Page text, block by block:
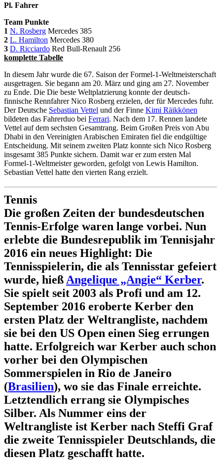
Pl. Fahrer
Team Punkte
1 N. Rosberg Mercedes 385
2 L. Hamilton Mercedes 380
3 D. Ricciardo Red Bull-Renault 256
komplette Tabelle
In diesem Jahr wurde die 67. Saison der Formel-1-Weltmeisterschaft
ausgetragen. Sie begann am 20. März und ging am 27. November
zu Ende. Die Die beste Weltplatzierung konnte der deutsch-
finnische Rennfahrer Nico Rosberg erzielen, der für Mercedes fuhr.
Der Deutsche Sebastian Vettel und der Finne Kimi Räikkönen
bildeten das Fahrerduo bei Ferrari. Nach dem 17. Rennen landete
Vettel auf dem sechsten Gesamtrang. Beim Großen Preis von Abu
Dhabi in den Vereinigten Arabischen Emiraten fiel die endgültige
Entscheidung. Mit seinem zweiten Platz konnte sich Nico Rosberg
insgesamt 385 Punkte sichern. Damit war er zum ersten Mal
Formel-1-Weltmeister geworden, gefolgt von Lewis Hamilton.
Sebastian Vettel hatte den vierten Rang erzielt.
Tennis
Die großen Zeiten der bundesdeutschen
Tennis-Erfolge waren lange vorbei. Nun
erlebte die Bundesrepublik im Tennisjahr
2016 ein neues Highlight: Die
Tennisspielerin, die als Tennisstar gefeiert
wurde, hieß Angelique „Angie“ Kerber.
Sie spielt seit 2003 als Profi und am 12.
September 2016 eroberte Kerber den
ersten Platz der Weltrangliste, nachdem
sie bei den US Open einen Sieg errungen
hatte. Erfolgreich war Kerber auch schon
vorher bei den Olympischen
Sommerspielen in Rio de Janeiro
(Brasilien), wo sie das Finale erreichte.
Letztendlich errang sie Olympisches
Silber. Als Nummer eins der
Weltrangliste ist Kerber nach Steffi Graf
die zweite Tennisspieler Deutschlands, die
diesen Platz geschafft hatte.